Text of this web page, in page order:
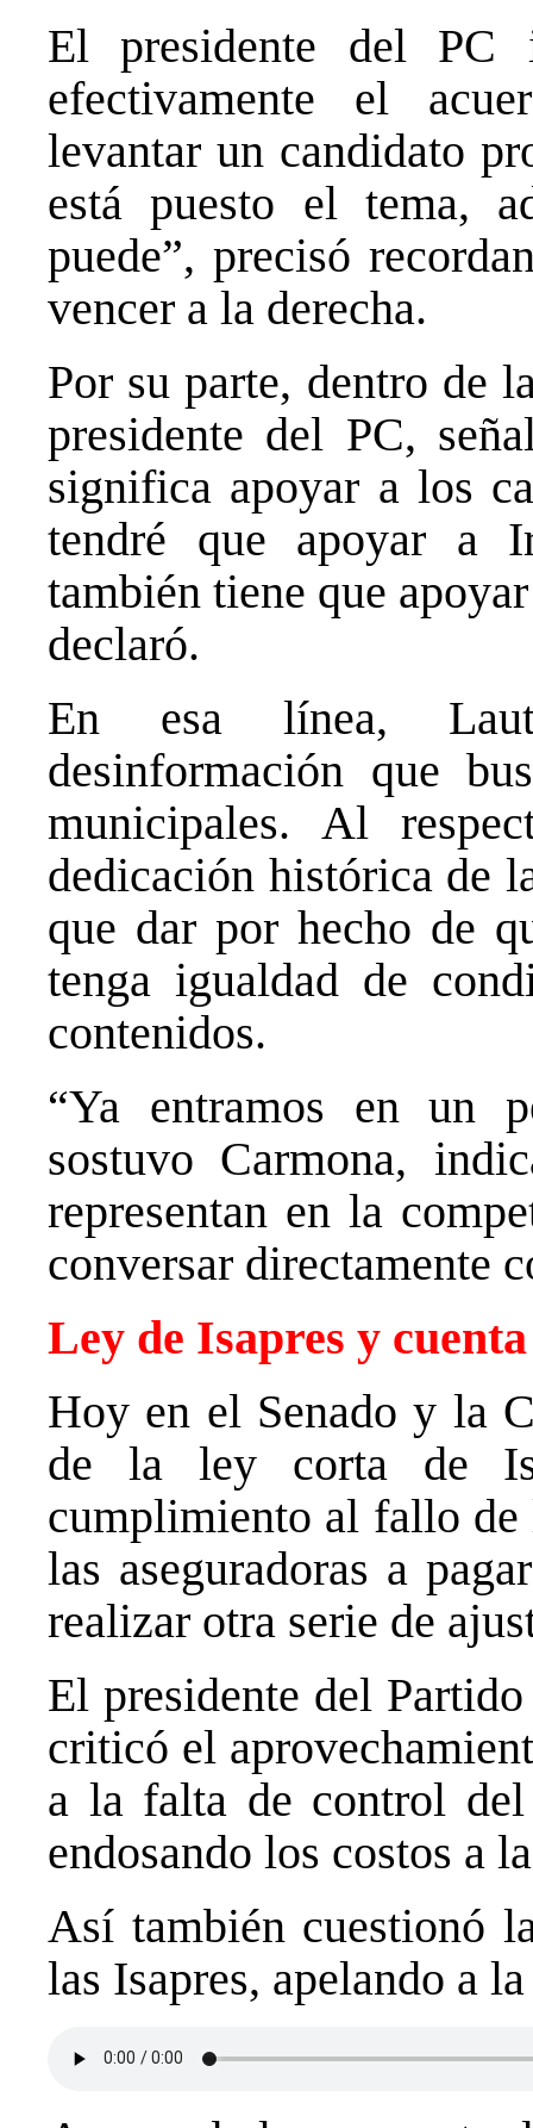
El presidente del PC
efectivamente el
levantar un candidato
está puesto el tema,
puede”, precisó
vencer a la derecha.
Por su parte, dentro de
presidente del PC,
significa apoyar a los
tendré que apoyar a
también tiene que
declaró.
En esa línea,
desinformación que
municipales. Al
dedicación histórica de
que dar por hecho de
tenga igualdad de
contenidos.
“Ya entramos en un
sostuvo Carmona,
representan en la
conversar directamente
Ley de Isapres y
Hoy en el Senado y la
de la ley corta de
cumplimiento al fallo de
las aseguradoras a
realizar otra serie de
El presidente del
criticó el
a la falta de control
endosando los costos a
Así también cuestionó
las Isapres, apelando a